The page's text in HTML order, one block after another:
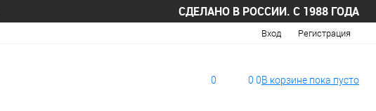
СДЕЛАНО В РОССИИ. С 1988 ГОДА
Вход Регистрация
0 0 0В корзине пока пусто